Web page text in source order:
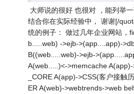
大师说的很好 也很对 ，能列举
结合你在实际经验中， 谢谢[/
统的例子： 做过几年企业网站，
b.....web) ->ejb->(app....app)-
B((web.....web)->ejb-
A(web.....)<->memcache
_CORE A(app)->CSS(客户接触
ER A(web)->webtrends->web